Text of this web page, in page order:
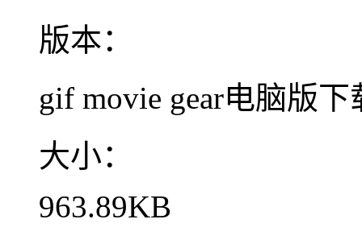
版本：
gif movie gear电脑版下
大小：
963.89KB